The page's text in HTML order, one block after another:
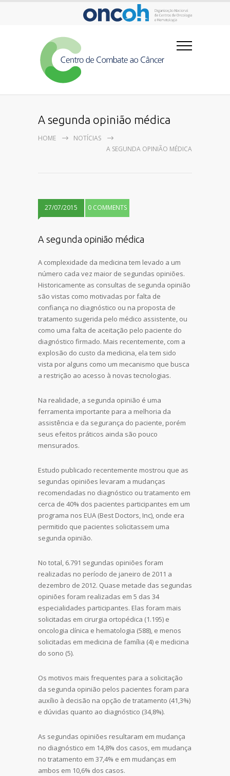
A segunda opinião médica
HOME
NOTÍCIAS
A SEGUNDA OPINIÃO MÉDICA
27/07/2015 0 COMMENTS
A segunda opinião médica
A complexidade da medicina tem levado a um
número cada vez maior de segundas opiniões.
Historicamente as consultas de segunda opinião
são vistas como motivadas por falta de
confiança no diagnóstico ou na proposta de
tratamento sugerida pelo médico assistente, ou
como uma falta de aceitação pelo paciente do
diagnóstico firmado. Mais recentemente, com a
explosão do custo da medicina, ela tem sido
vista por alguns como um mecanismo que busca
a restrição ao acesso à novas tecnologias.
Na realidade, a segunda opinião é uma
ferramenta importante para a melhoria da
assistência e da segurança do paciente, porém
seus efeitos práticos ainda são pouco
mensurados.
Estudo publicado recentemente mostrou que as
segundas opiniões levaram a mudanças
recomendadas no diagnóstico ou tratamento em
cerca de 40% dos pacientes participantes em um
programa nos EUA (Best Doctors, Inc), onde era
permitido que pacientes solicitassem uma
segunda opinião.
No total, 6.791 segundas opiniões foram
realizadas no período de janeiro de 2011 a
dezembro de 2012. Quase metade das segundas
opiniões foram realizadas em 5 das 34
especialidades participantes. Elas foram mais
solicitadas em cirurgia ortopédica (1.195) e
oncologia clínica e hematologia (588), e menos
solicitadas em medicina de família (4) e medicina
do sono (5).
Os motivos mais frequentes para a solicitação
da segunda opinião pelos pacientes foram para
auxílio à decisão na opção de tratamento (41,3%)
e dúvidas quanto ao diagnóstico (34,8%).
As segundas opiniões resultaram em mudança
no diagnóstico em 14,8% dos casos, em mudança
no tratamento em 37,4% e em mudanças em
ambos em 10,6% dos casos.